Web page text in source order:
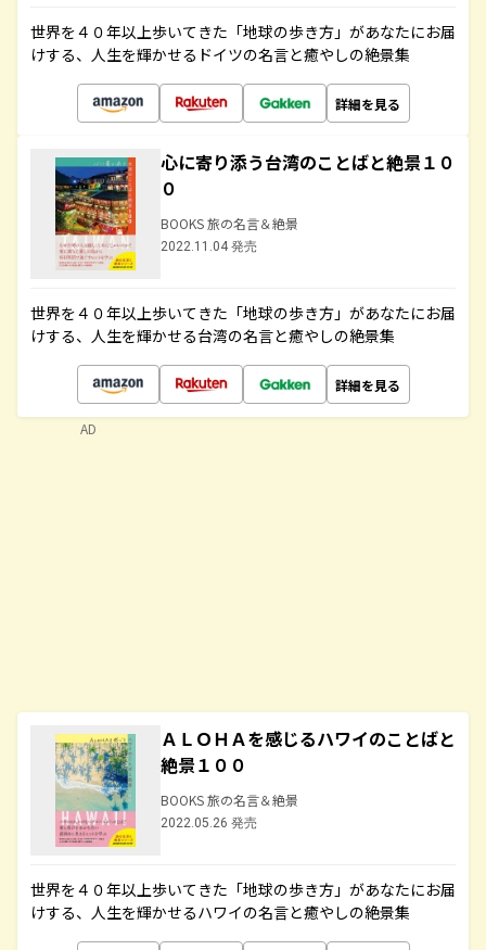
世界を４０年以上歩いてきた「地球の歩き方」があなたにお届
けする、人生を輝かせるドイツの名言と癒やしの絶景集
詳細を見る
心に寄り添う台湾のことばと絶景１０
０
BOOKS 旅の名言＆絶景
2022.11.04 発売
世界を４０年以上歩いてきた「地球の歩き方」があなたにお届
けする、人生を輝かせる台湾の名言と癒やしの絶景集
詳細を見る
ＡＬＯＨＡを感じるハワイのことばと
絶景１００
BOOKS 旅の名言＆絶景
2022.05.26 発売
世界を４０年以上歩いてきた「地球の歩き方」があなたにお届
けする、人生を輝かせるハワイの名言と癒やしの絶景集
AD